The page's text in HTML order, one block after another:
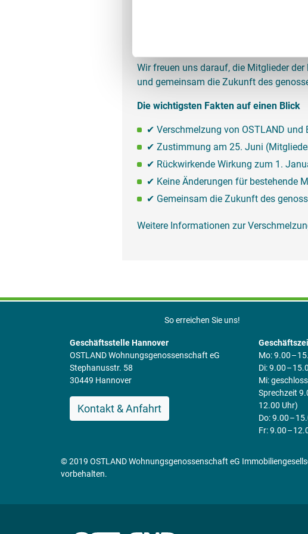
Für unsere Mitglieder und Mieterinnen
Mietverträge, Ansprechpartner und
Wir freuen uns darauf, die Mitglieder
und gemeinsam die Zukunft des
Die wichtigsten Fakten auf einen Blick
✔ Verschmelzung von OSTLAND
✔ Zustimmung am 25. Juni
✔ Rückwirkende Wirkung zum 1.
✔ Keine Änderungen für bestehende
✔ Gemeinsam die Zukunft des
Weitere Informationen zur
So erreichen Sie uns!
Geschäftsstelle Hannover
OSTLAND Wohnungsgenossenschaft eG
Stephanusstr. 58
30449 Hannover
Kontakt & Anfahrt
Mo: 9.00 –
Di: 9.00 –
Mi:
Sprechzeit
12.00 Uhr)
Do: 9.00 –
Fr: 9.00 –
© 2019 OSTLAND Wohnungsgenossenschaft eG
vorbehalten.